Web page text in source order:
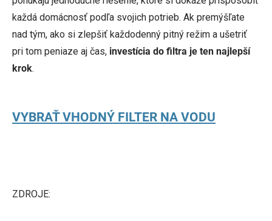
každá domácnosť podľa svojich potrieb. Ak premýšľate
nad tým, ako si zlepšiť každodenný pitný režim a ušetriť
pri tom peniaze aj čas, investícia do filtra je ten najlepší
krok.
VYBRAŤ VHODNÝ FILTER NA VODU
ZDROJE: